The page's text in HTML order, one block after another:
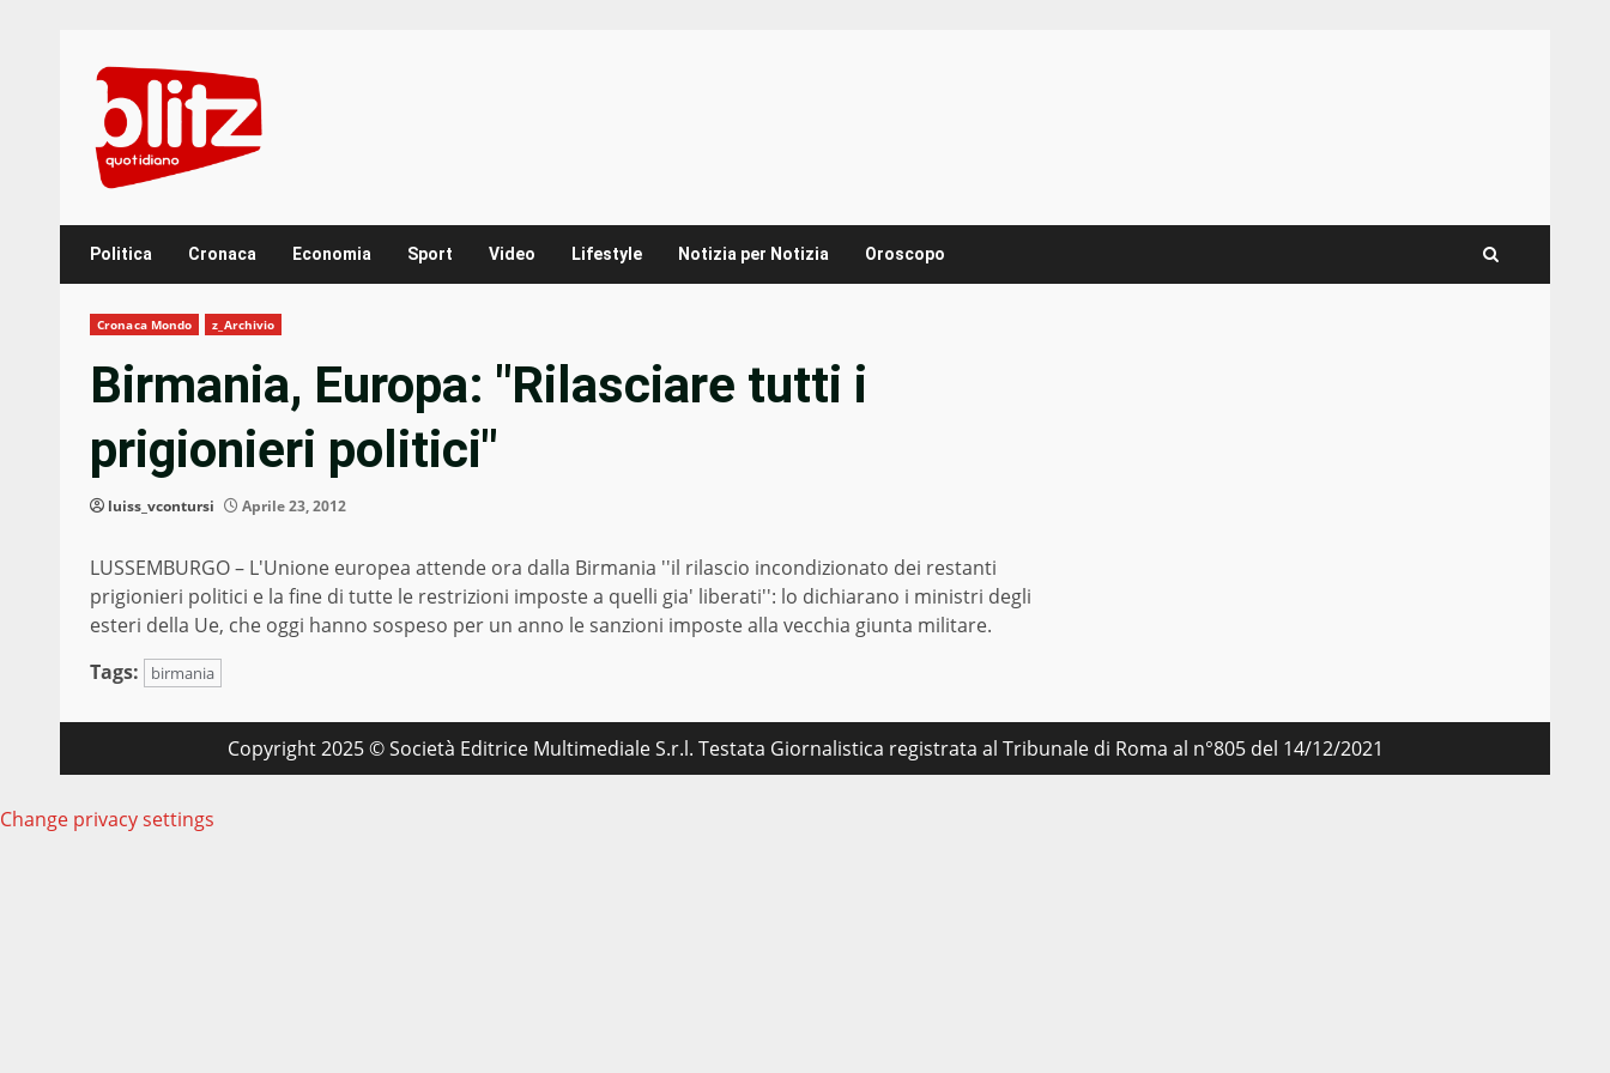
content
Politica Cronaca Economia Sport Video Lifestyle Notizia per Notizia Oroscopo
Cronaca Mondo z_Archivio
Birmania, Europa: "Rilasciare tutti i
prigionieri politici"
luiss_vcontursi Aprile 23, 2012
LUSSEMBURGO – L'Unione europea attende ora dalla Birmania ''il rilascio incondizionato dei restanti
prigionieri politici e la fine di tutte le restrizioni imposte a quelli gia' liberati'': lo dichiarano i ministri degli
esteri della Ue, che oggi hanno sospeso per un anno le sanzioni imposte alla vecchia giunta militare.
Tags:
birmania
Copyright 2025 © Società Editrice Multimediale S.r.l. Testata Giornalistica registrata al Tribunale di Roma al n°805 del 14/12/2021
Change privacy settings